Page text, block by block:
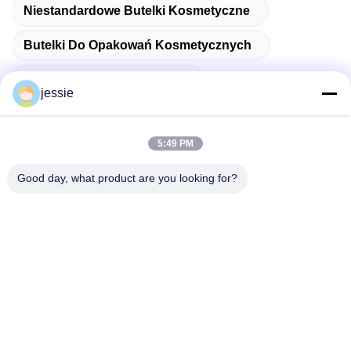
Niestandardowe Butelki Kosmetyczne
Butelki Do Opakowań Kosmetycznych
Pusta Butelka Kosmetyczna
Szybki kontakt
jessie
5:49 PM
Good day, what product are you looking for?